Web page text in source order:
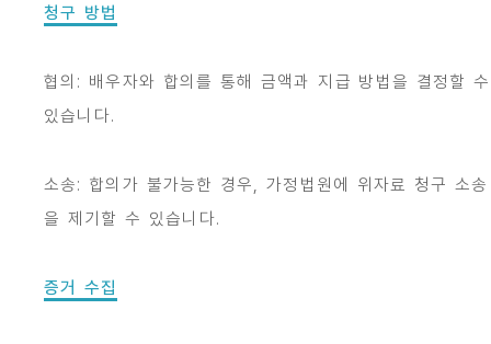
청구 방법
협의: 배우자와 합의를 통해 금액과 지급 방법을 결정할 수
있습니다.
소송: 합의가 불가능한 경우, 가정법원에 위자료 청구 소송
을 제기할 수 있습니다.
증거 수집